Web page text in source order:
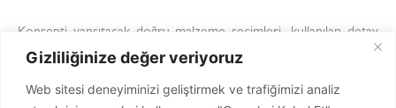
Gizliliğinize değer veriyoruz
Web sitesi deneyiminizi geliştirmek ve trafiğimizi analiz
Konsepti yansıtacak doğru malzeme seçimleri, kullanılan detay
ve dokular ile mekanda bütüncül bir atmosfer yaratıldı.
Diğer Projeler